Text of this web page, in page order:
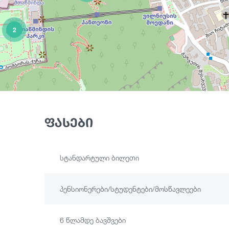
2
ფასები
სტანდარტული ბილეთი
პენსიონერები/სტუდენტები/მოსწავლეები
6 წლამდე ბავშვები